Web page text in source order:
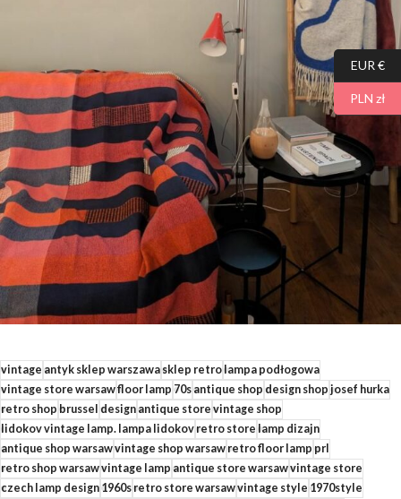
vintage antyk sklep warszawasklep retrolampa podłogowa
vintage store warsawfloor lamp 70santique shop design shop josef hurka
retro shop brussel designantique store vintage shop
lidokov vintage lamp. lampa lidokovretro store lamp dizajn
antique shop warsawvintage shop warsaw retro floor lamp prl
retro shop warsawvintage lamp antique store warsawvintage store
czech lamp design1960sretro store warsawvintage style 1970style
EUR €
PLN zł